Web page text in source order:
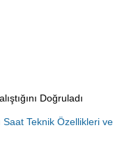
Doğruladı
Saat Teknik Özellikleri ve